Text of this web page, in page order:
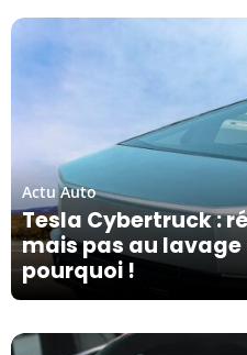
Tesla Cybertruck :
mais pas au lavage
pourquoi !
Actu Auto